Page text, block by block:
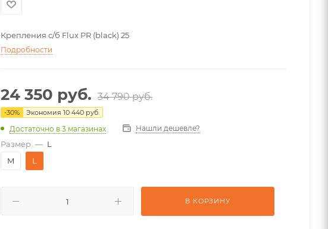
Крепления с/б Flux PR (black) 25
Подробности
24 350 руб. 34 790руб.
-30% Экономия 10 440 руб.
Достаточно в 3 магазинах Нашли дешевле?
Размер — L
M
L
В КОРЗИНУ